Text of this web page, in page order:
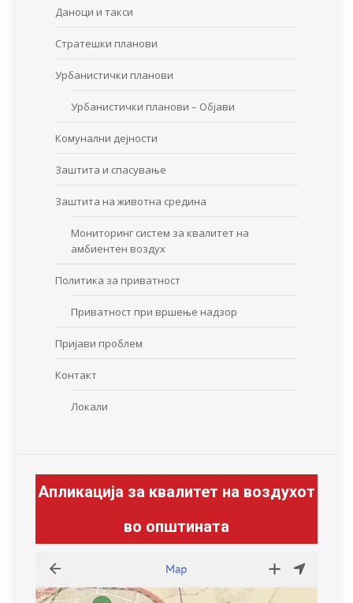
Даноци и такси
Стратешки планови
Урбанистички планови
Урбанистички планови – Објави
Комунални дејности
Заштита и спасување
Заштита на животна средина
Мониторинг систем за квалитет на
амбиентен воздух
Политика за приватност
Приватност при вршење надзор
Пријави проблем
Контакт
Локали
Апликација за квалитет на воздухот
во општината